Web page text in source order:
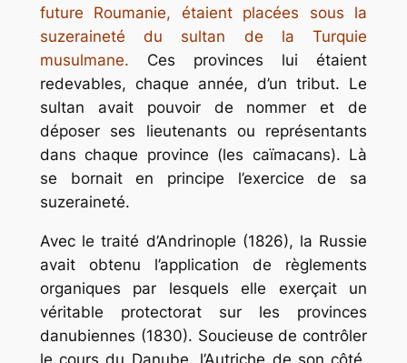
future Roumanie, étaient placées sous la
suzeraineté du sultan de la Turquie
musulmane. Ces provinces lui étaient
redevables, chaque année, d’un tribut. Le
sultan avait pouvoir de nommer et de
déposer ses lieutenants ou représentants
dans chaque province (les caïmacans). Là
se bornait en principe l’exercice de sa
suzeraineté.
Avec le traité d’Andrinople (1826), la Russie
avait obtenu l’application de règlements
organiques par lesquels elle exerçait un
véritable protectorat sur les provinces
danubiennes (1830). Soucieuse de contrôler